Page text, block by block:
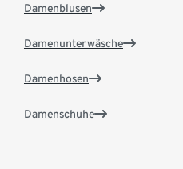
Damenblusen
Damenunterwäsche
Damenhosen
Damenschuhe